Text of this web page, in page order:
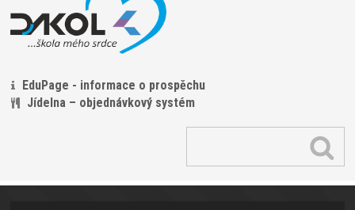
EduPage - informace o prospěchu
Jídelna – objednávkový systém